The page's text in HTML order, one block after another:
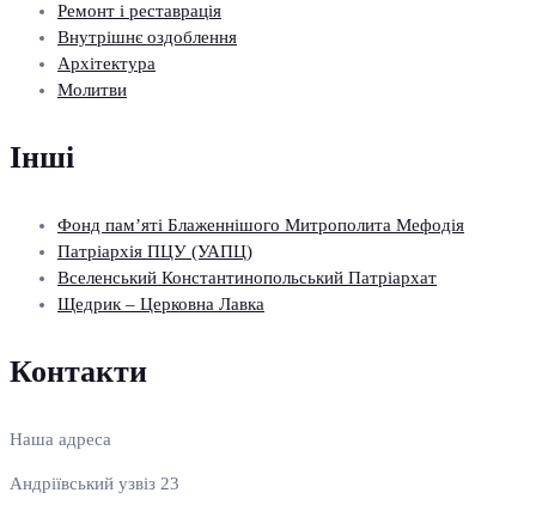
Ремонт і реставрація
Внутрішнє оздоблення
Архітектура
Молитви
Інші
Фонд пам’яті Блаженнішого Митрополита Мефодія
Патріархія ПЦУ (УАПЦ)
Вселенський Константинопольський Патріархат
Щедрик – Церковна Лавка
Контакти
Наша адреса
Андріївський узвіз 23